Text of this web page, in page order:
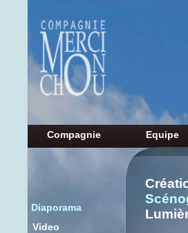
Diaporama
Video
Equipe
Compagnie